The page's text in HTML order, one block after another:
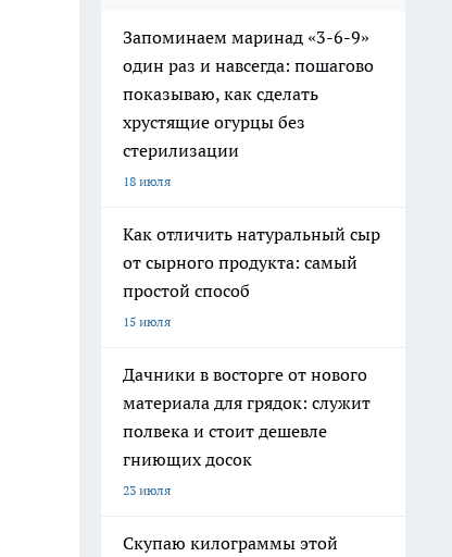
Запоминаем маринад «3-6-9»
один раз и навсегда: пошагово
показываю, как сделать
хрустящие огурцы без
стерилизации
18 июля
Как отличить натуральный сыр
от сырного продукта: самый
простой способ
15 июля
Дачники в восторге от нового
материала для грядок: служит
полвека и стоит дешевле
гниющих досок
23 июля
Скупаю килограммы этой